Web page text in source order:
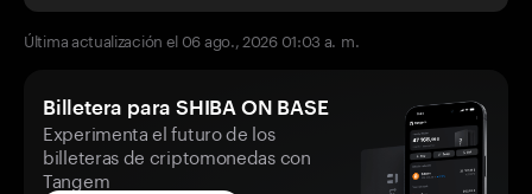
Última actualización el 06 ago., 2026 01:03 a. m.
Billetera para SHIBA ON BASE
Experimenta el futuro de los
billeteras de criptomonedas con
Tangem